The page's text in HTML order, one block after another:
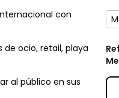
con
de ocio, retail, playa
al público en sus